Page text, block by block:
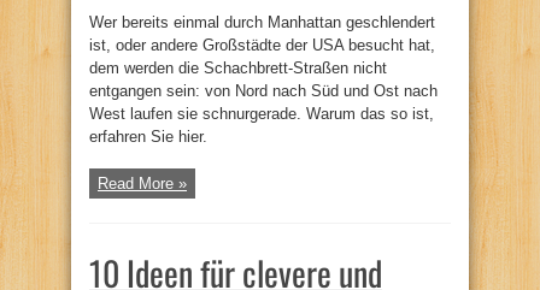
Wer bereits einmal durch Manhattan geschlendert
ist, oder andere Großstädte der USA besucht hat,
dem werden die Schachbrett-Straßen nicht
entgangen sein: von Nord nach Süd und Ost nach
West laufen sie schnurgerade. Warum das so ist,
erfahren Sie hier.
Read More »
10 Ideen für clevere und